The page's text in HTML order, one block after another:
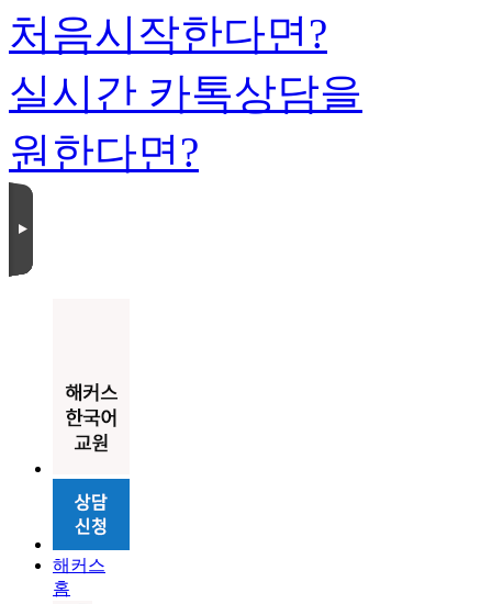
처음시작한다면?
실시간 카톡상담을
원한다면?
해커스
홈